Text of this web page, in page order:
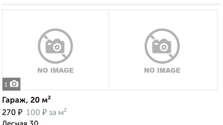
1
Гараж, 20 м²
270 ₽ 100 ₽ за м²